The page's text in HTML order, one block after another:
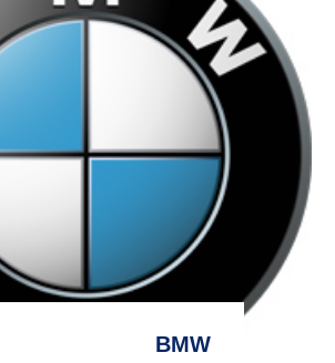
BMW